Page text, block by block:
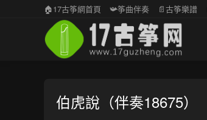
🏠17古筝網首頁 📯筝曲伴奏 📄古筝樂譜
伯虎說（伴奏18675）